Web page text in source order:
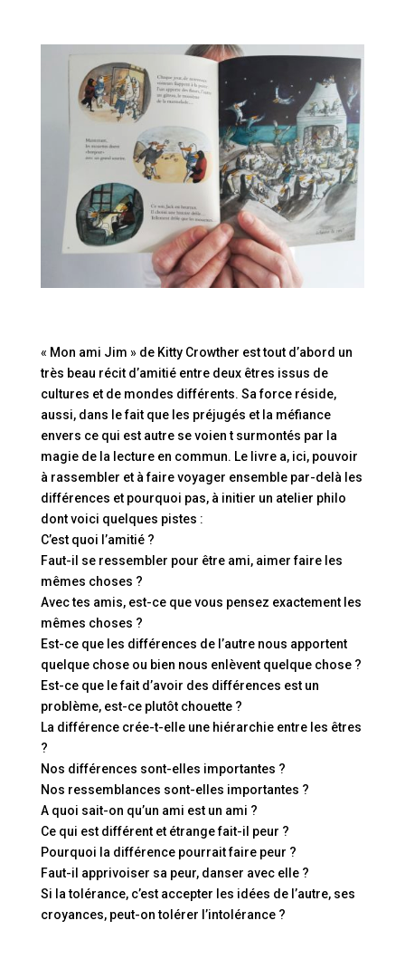
« Mon ami Jim » de Kitty Crowther est tout d’abord un
très beau récit d’amitié entre deux êtres issus de
cultures et de mondes différents. Sa force réside,
aussi, dans le fait que les préjugés et la méfiance
envers ce qui est autre se voien t surmontés par la
magie de la lecture en commun. Le livre a, ici, pouvoir
à rassembler et à faire voyager ensemble par-delà les
différences et pourquoi pas, à initier un atelier philo
dont voici quelques pistes :
C’est quoi l’amitié ?
Faut-il se ressembler pour être ami, aimer faire les
mêmes choses ?
Avec tes amis, est-ce que vous pensez exactement les
mêmes choses ?
Est-ce que les différences de l’autre nous apportent
quelque chose ou bien nous enlèvent quelque chose ?
Est-ce que le fait d’avoir des différences est un
problème, est-ce plutôt chouette ?
La différence crée-t-elle une hiérarchie entre les êtres
?
Nos différences sont-elles importantes ?
Nos ressemblances sont-elles importantes ?
A quoi sait-on qu’un ami est un ami ?
Ce qui est différent et étrange fait-il peur ?
Pourquoi la différence pourrait faire peur ?
Faut-il apprivoiser sa peur, danser avec elle ?
Si la tolérance, c’est accepter les idées de l’autre, ses
croyances, peut-on tolérer l’intolérance ?